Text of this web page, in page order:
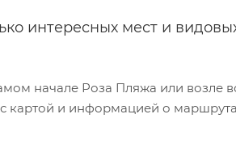
интересных мест и
начале Роза Пляжа или
и информацией о